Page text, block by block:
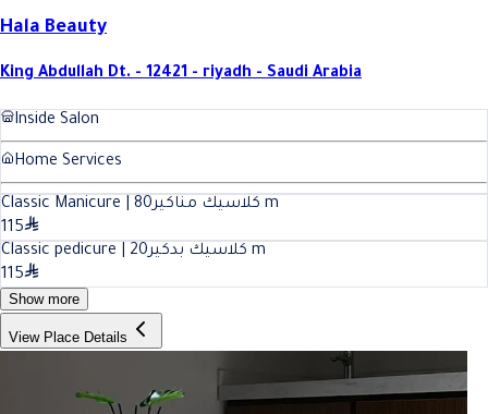
Hala Beauty
King Abdullah Dt. - 12421 - riyadh - Saudi Arabia
Inside Salon
Home Services
Classic Manicure | كلاسيك مناكير80
m
115
Classic pedicure | كلاسيك بدكير20
m
115
Show more
View Place Details